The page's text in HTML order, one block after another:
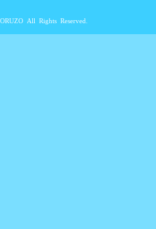
All Rights Reserved.